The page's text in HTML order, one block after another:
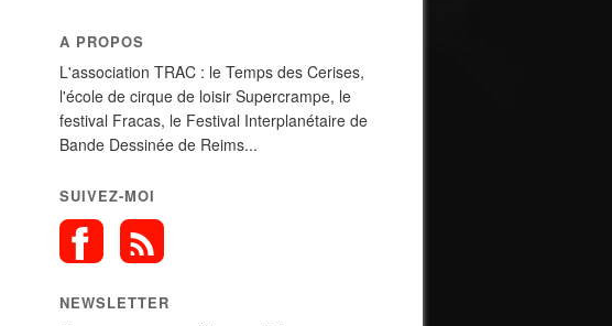
A PROPOS
L'association TRAC : le Temps des Cerises,
l'école de cirque de loisir Supercrampe, le
festival Fracas, le Festival Interplanétaire de
Bande Dessinée de Reims...
SUIVEZ-MOI
NEWSLETTER